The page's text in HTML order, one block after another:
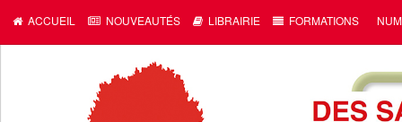
ACCUEIL NOUVEAUTÉS LIBRAIRIE FORMATIONS